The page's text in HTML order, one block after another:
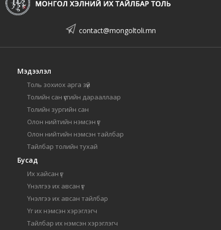
contact@mongoltoli.mn
Мэдээлэл
Толь зохиох арга зүй
Толийн сан үсгийн дарааллаар
Толийн зургийн сан
Олон нийтийн нэмсэн үг
Олон нийтийн нэмсэн тайлбар
Тайлбар толийн тухай
Бусад
Их хайсан үг
Үнэлгээ их авсан үг
Үнэлгээ их авсан тайлбар
Үг их нэмсэн хэрэглэгч
Тайлбар их нэмсэн хэрэглэгч